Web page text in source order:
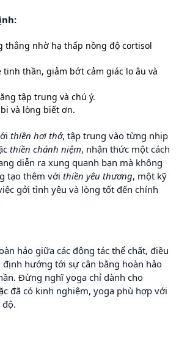
thẳng nhờ hạ thấp nồng độ cortisol
tinh thần, giảm bớt cảm giác lo âu và
tập trung và chú ý.
và lòng biết ơn.
thiền hơi thở, tập trung vào từng nhịp
thiền chánh niệm, nhận thức một cách
diễn ra xung quanh bạn mà không
tạo thêm với thiền yêu thương, một kỹ
gởi tình yêu và lòng tốt đến chính
hảo giữa các động tác thể chất, điều
hướng tới sự cân bằng hoàn hảo
Đừng nghĩ yoga chỉ dành cho
đã có kinh nghiệm, yoga phù hợp với